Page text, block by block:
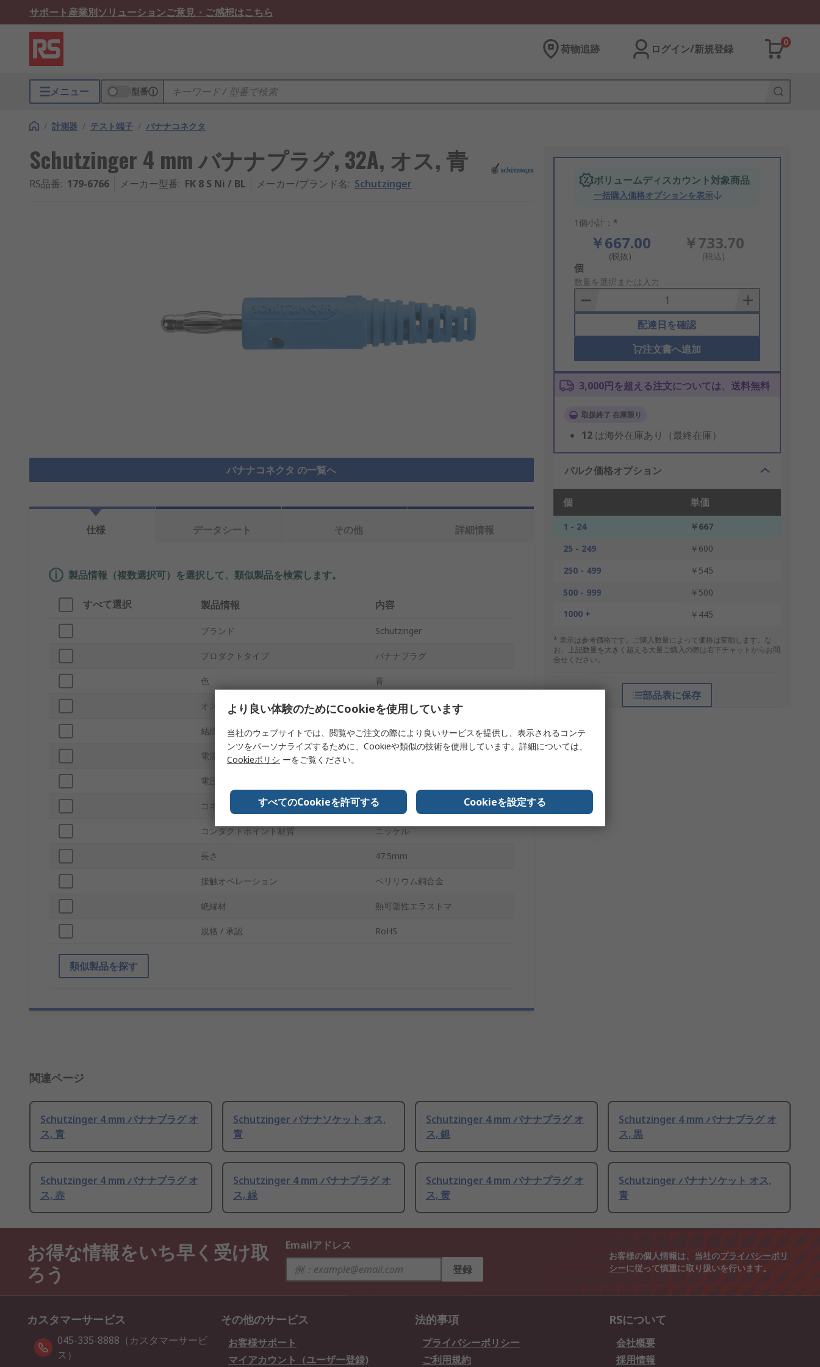
サポート産業別ソリューションご意見・ご感想はこちら
荷物追跡 ログイン/新規登録
0
メニュー 型番
/ 計測器 / テスト端子 / バナナコネクタ
Schutzinger 4 mm バナナプラグ, 32A, オス, 青
RS品番: 179-6766 メーカー型番: FK 8 S Ni / BL メーカー/ブランド名: Schutzinger
バナナコネクタ の一覧へ
ボリュームディスカウント対象商品
一括購入価格オプションを表示
1個小計：*
￥667.00
(税抜)
￥733.70
(税込)
Add
to
Basket
個
数量を選択または入力
配達日を確認
注文書へ追加
3,000円を超える注文については、送料無料
取扱終了 在庫限り
12 は海外在庫あり（最終在庫）
バルク価格オプション
個 単価
1 - 24
￥667
25 - 249
￥600
250 - 499
￥545
500 - 999
￥500
1000 +
￥445
* 表示は参考価格です。ご購入数量によって価格は変動します。な
お、上記数量を大きく超える大量ご購入の際は右下チャットからお問
合せください。
部品表に保存
仕様 データシート その他 詳細情報
製品情報（複数選択可）を選択して、類似製品を検索します。
すべて選択 製品情報 内容
ブランド Schutzinger
プロダクトタイプ バナナプラグ
色 青
オス/メス オス
結線方法 ねじ
電流
電圧
コネクタサイズ バナナジャック
コンタクトポイント材質 ニッケル
長さ 47.5mm
接触オペレーション ベリリウム銅合金
絶縁材 熱可塑性エラストマ
規格 / 承認 RoHS
類似製品を探す
関連ページ
Schutzinger 4 mm バナナプラグ オ
ス, 青
Schutzinger バナナソケット オス,
青
Schutzinger 4 mm バナナプラグ オ
ス, 銀
Schutzinger 4 mm バナナプラグ オ
ス, 黒
Schutzinger 4 mm バナナプラグ オ
ス, 赤
Schutzinger 4 mm バナナプラグ オ
ス, 緑
Schutzinger 4 mm バナナプラグ オ
ス, 黄
Schutzinger バナナソケット オス,
青
お得な情報をいち早く受け取
ろう
Emailアドレス
登録
お客様の個人情報は、当社のプライバシーポリ
シーに従って慎重に取り扱いを行います。
カスタマーサービス
045-335-8888（カスタマーサービ
ス）
その他のサービス
お客様サポート
マイアカウント（ユーザー登録)
法的事項
プライバシーポリシー
ご利用規約
RSについて
会社概要
採用情報
より良い体験のためにCookieを使用しています
当社のウェブサイトでは、閲覧やご注文の際により良いサービスを提供し、表示されるコンテ
ンツをパーソナライズするために、Cookieや類似の技術を使用しています。詳細については、
Cookieポリシ ーをご覧ください。
すべてのCookieを許可する Cookieを設定する